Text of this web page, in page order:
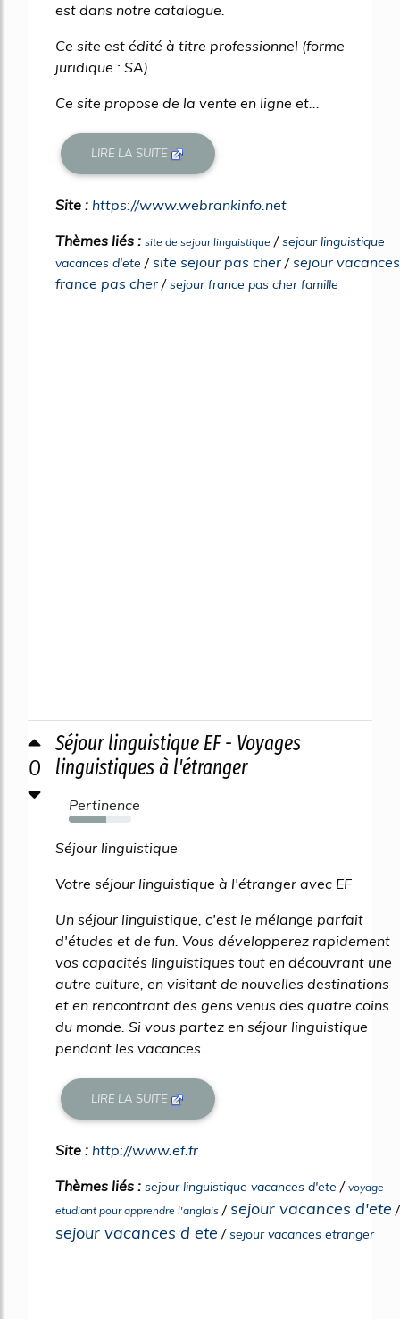
est dans notre catalogue.
Ce site est édité à titre professionnel (forme
juridique : SA).
Ce site propose de la vente en ligne et...
LIRE LA SUITE
Site : https://www.webrankinfo.net
Thèmes liés : site de sejour linguistique /sejour linguistique
vacances d'ete /site sejour pas cher /sejour vacances
france pas cher /sejour france pas cher famille
0
Séjour linguistique EF - Voyages
linguistiques à l'étranger
Pertinence
60%
Séjour linguistique
Votre séjour linguistique à l'étranger avec EF
Un séjour linguistique, c'est le mélange parfait
d'études et de fun. Vous développerez rapidement
vos capacités linguistiques tout en découvrant une
autre culture, en visitant de nouvelles destinations
et en rencontrant des gens venus des quatre coins
du monde. Si vous partez en séjour linguistique
pendant les vacances...
LIRE LA SUITE
Site : http://www.ef.fr
Thèmes liés : sejour linguistique vacances d'ete / voyage
etudiant pour apprendre l'anglais /sejour vacances d'ete /
sejour vacances d ete /sejour vacances etranger